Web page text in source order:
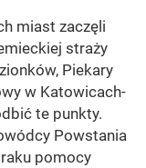
miast zaczęli
straży
Piekary
w Katowicach-
te punkty.
Powstania
pomocy